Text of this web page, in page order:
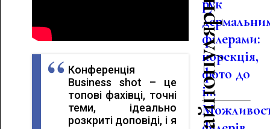
Конференція
Business shot – це
топові фахівці, точні
теми, ідеально
розкриті доповіді, і я
рук
філерами:
корекція,
фото до
і...